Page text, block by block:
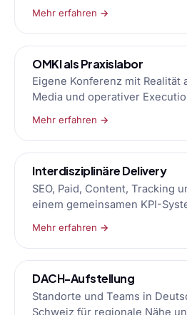
Mehr erfahren →
OMKI als Praxislabor
Eigene Konferenz mit Realität
Media und operativer
Mehr erfahren →
Interdisziplinäre Delivery
SEO, Paid, Content, Tracking
einem gemeinsamen KPI-
Mehr erfahren →
DACH-Aufstellung
Standorte und Teams in
Schweiz für regionale Nähe